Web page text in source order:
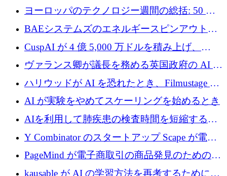
のために 300 万ユーロを調達
ヨーロッパのテクノロジー週間の総括: 50 以
上の取引に 10 億ユーロ以上を投資
BAEシステムズのエネルギースピンアウト原
子力タービンが1500万ポンドの資金調達でス
テルスから浮上
CuspAI が 4 億 5,000 万ドルを積み上げ、
Resist.UA が 5,000 万ユーロの基金を立ち上
げ、DSIT が廃止される
ヴァランス卿が議長を務める英国政府の AI タ
スクフォースが発足
ハリウッドが AI を恐れたとき、Filmustage は
代わりにプリプロダクションに賭けました
AI が実験をやめてスケーリングを始めるとき
AIを利用して肺疾患の検査時間を短縮する英
国のヘルステック挑戦者が1900万ドルを獲得
Y Combinator のスタートアップ Scape が電子
メールを再考するために 320 万ドルを調達し
てステルスから浮上
PageMind が電子商取引の商品発見のための
AI を拡張するために 120 万ユーロを調達
kausable が AI の学習方法を再考するために